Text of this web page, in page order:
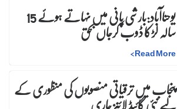
یوحناآباد:بارشی پانی میں نہاتے ہوئے 15 سالہ لڑکا ڈوب کرجاں بحق
Read More
>
پنجاب میں ترقیاتی منصوبوں کی منظوری کے